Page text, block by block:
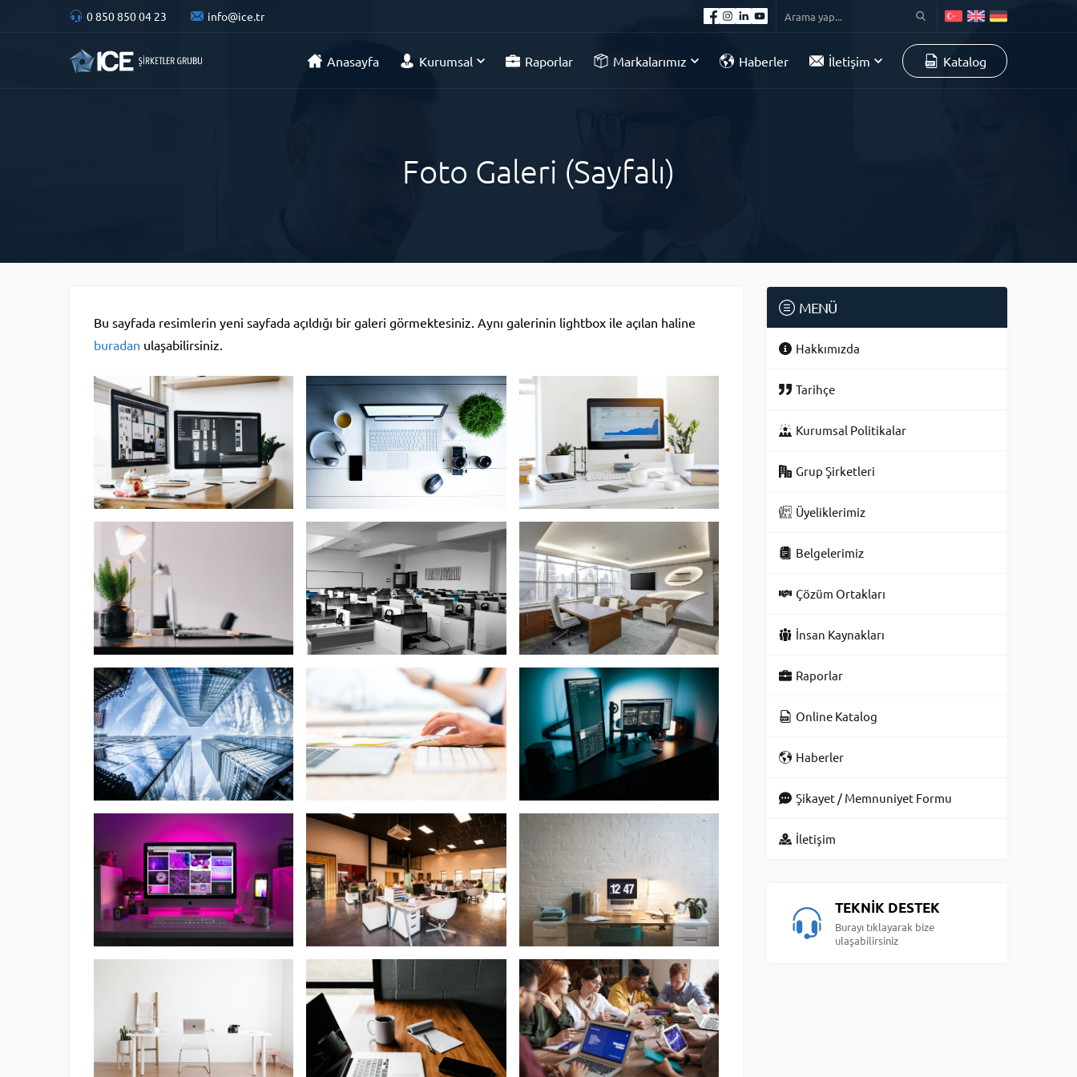
0 850 850 04 23 info@ice.tr
Anasayfa Kurumsal Raporlar Markalarımız Haberler İletişim Katalog
Foto Galeri (Sayfalı)
Bu sayfada resimlerin yeni sayfada açıldığı bir galeri görmektesiniz. Aynı galerinin lightbox ile açılan haline
buradan ulaşabilirsiniz.
MENÜ
Hakkımızda
Tarihçe
Kurumsal Politikalar
Grup Şirketleri
Üyeliklerimiz
Belgelerimiz
Çözüm Ortakları
İnsan Kaynakları
Raporlar
Online Katalog
Haberler
Şikayet / Memnuniyet Formu
İletişim
TEKNİK DESTEK
Burayı tıklayarak bize
ulaşabilirsiniz